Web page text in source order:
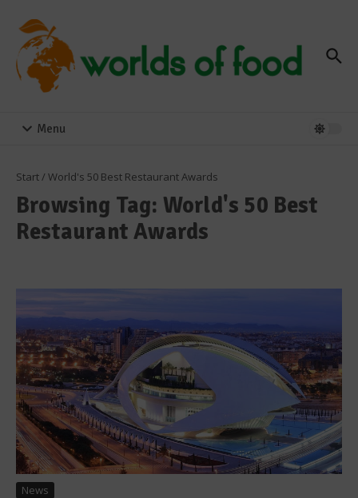
Menu
Start/ World's 50 Best Restaurant Awards
Browsing Tag: World's 50 Best
Restaurant Awards
News